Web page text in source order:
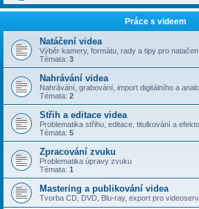
Práce s videem
Natáčení videa
Výběr kamery, formátu, rady a tipy pro
Témata: 3
Nahrávání videa
Nahrávání, grabování, import digitálního a
Témata: 2
Střih a editace videa
Problematika střihu, editace, titulkování a
Témata: 5
Zpracování zvuku
Problematika úpravy zvuku
Témata: 1
Mastering a publikování videa
Tvorba CD, DVD, Blu-ray, export pro